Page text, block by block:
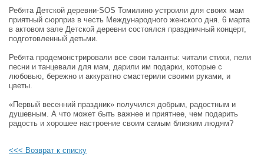
Ребята Детской деревни-SOS Томилино устроили для своих мам
приятный сюрприз в честь Международного женского дня. 6 марта
в актовом зале Детской деревни состоялся праздничный концерт,
подготовленный детьми.
Ребята продемонстрировали все свои таланты: читали стихи, пели
песни и танцевали для мам, дарили им подарки, которые с
любовью, бережно и аккуратно смастерили своими руками, и
цветы.
«Первый весенний праздник» получился добрым, радостным и
душевным. А что может быть важнее и приятнее, чем подарить
радость и хорошее настроение своим самым близким людям?
<<< Возврат к списку